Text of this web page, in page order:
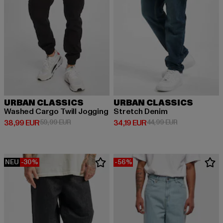
URBAN CLASSICS
Washed Cargo Twill Jogging
38,99 EUR
Derzeitiger Preis: 38,99 EUR
59,99 EURAktionspreis: 59,99 EUR
URBAN CLASSICS
Stretch Denim
34,19 EUR
Derzeitiger Preis: 34,19 EUR
44,99 EURAktionspreis:
NEU -30% -56%